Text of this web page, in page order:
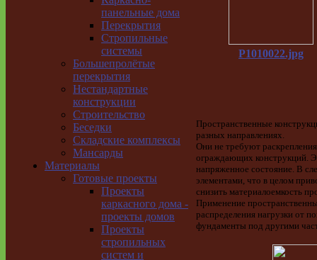
панельные дома
Перекрытия
Стропильные
системы
Большепролётые
перекрытия
Нестандартные
конструкции
Строительство
Беседки
Складские комплексы
Мансарды
Материалы
Готовые проекты
Проекты
каркасного дома -
проекты домов
Проекты
стропильных
систем и
P1010022.jpg
Пространственные
разных направлениях.
Они не требуют
ограждающих конструкций.
напряженное состояние. В
элементами, что в целом
снизить материалоемкость
Применение
распределения нагрузки от
фундаменты под другими